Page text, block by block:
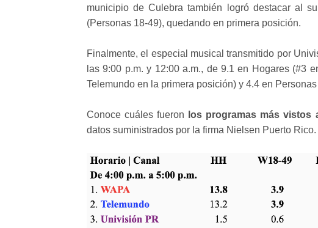
municipio de Culebra también logró destacar al
(Personas 18-49), quedando en primera posición.
Finalmente, el especial musical transmitido por
las 9:00 p.m. y 12:00 a.m., de 9.1 en Hogares (#3
Telemundo en la primera posición) y 4.4 en
Conoce cuáles fueron los programas más vistos
datos suministrados por la firma Nielsen Puerto Rico.